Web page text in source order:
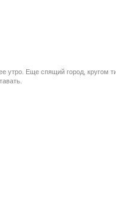
утро. Еще спящий город, кругом